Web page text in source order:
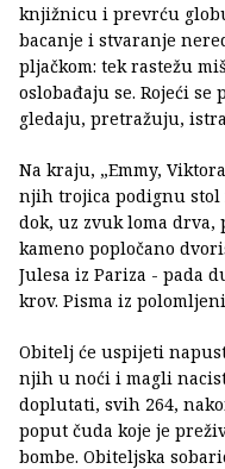
knjižnicu i prevrću
bacanje i stvaranje
pljačkom: tek rastežu
oslobađaju se. Rojeći
gledaju, pretražuju,
Na kraju, „Emmy,
njih trojica podignu stol
dok, uz zvuk loma
kameno popločano
Julesa iz Pariza - pada
krov. Pisma iz
Obitelj će uspijeti
njih u noći i magli
doplutati, svih 264,
poput čuda koje je
bombe. Obiteljska